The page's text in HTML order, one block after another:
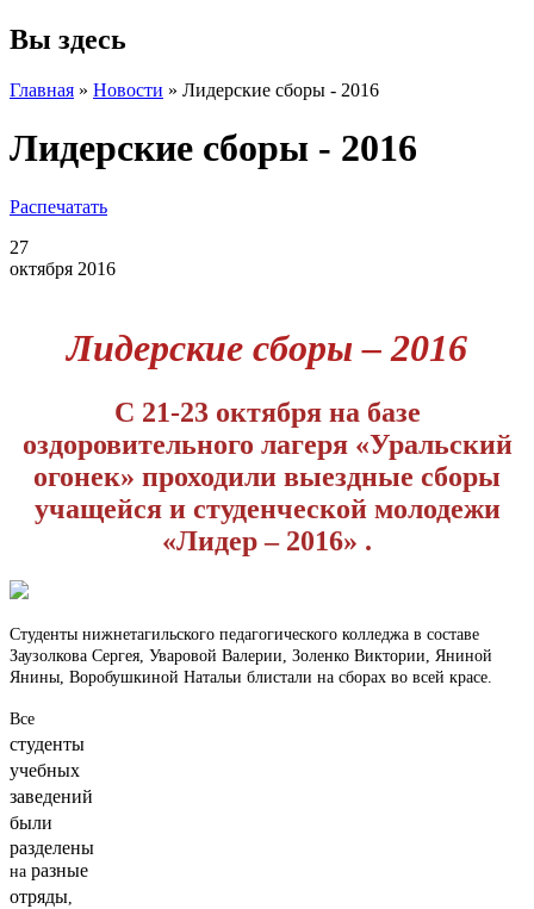
Вы здесь
Главная » Новости » Лидерские сборы - 2016
Лидерские сборы - 2016
Распечатать
27
октября 2016
Лидерские сборы – 2016
С 21-23 октября на базе
оздоровительного лагеря «Уральский
огонек» проходили выездные сборы
учащейся и студенческой молодежи
«Лидер – 2016» .
Студенты нижнетагильского педагогического колледжа в составе
Заузолкова Сергея, Уваровой Валерии, Золенко Виктории, Яниной
Янины, Воробушкиной Натальи блистали на сборах во всей красе.
Все
студенты
учебных
заведений
были
разделены
на разные
отряды,